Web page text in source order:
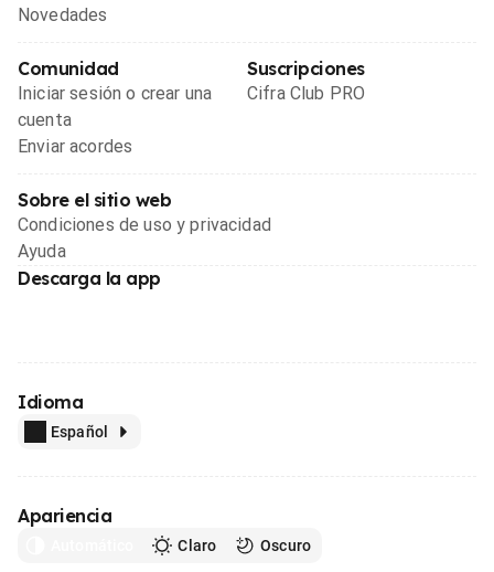
Novedades
Comunidad
Iniciar sesión o crear una
cuenta
Enviar acordes
Suscripciones
Cifra Club PRO
Sobre el sitio web
Condiciones de uso y privacidad
Ayuda
Descarga la app
Idioma
Español
Apariencia
Claro Oscuro